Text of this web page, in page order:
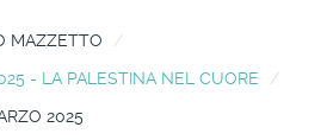
MAZZETTO
- LA PALESTINA NEL CUORE
2025